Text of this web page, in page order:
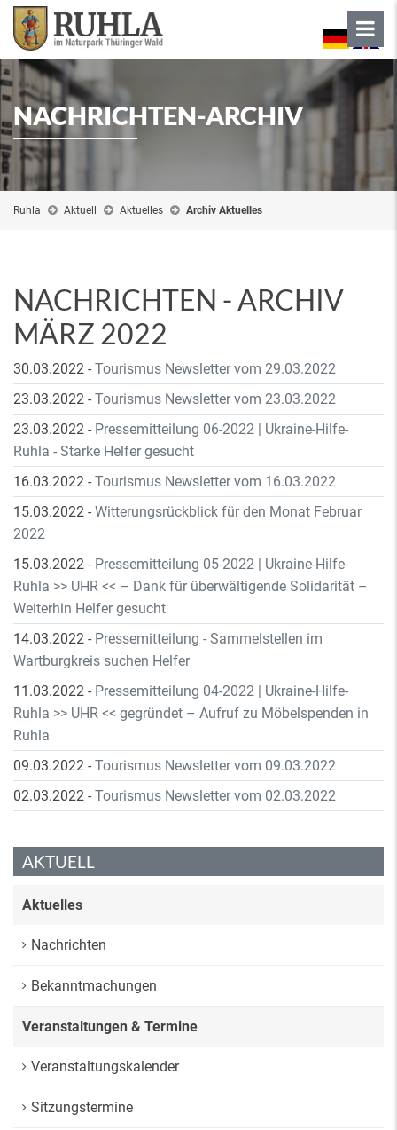
NACHRICHTEN-ARCHIV
Ruhla Aktuell Aktuelles Archiv Aktuelles
NACHRICHTEN - ARCHIV
MÄRZ 2022
30.03.2022 - Tourismus Newsletter vom 29.03.2022
23.03.2022 - Tourismus Newsletter vom 23.03.2022
23.03.2022 - Pressemitteilung 06-2022 | Ukraine-Hilfe-
Ruhla - Starke Helfer gesucht
16.03.2022 - Tourismus Newsletter vom 16.03.2022
15.03.2022 - Witterungsrückblick für den Monat Februar
2022
15.03.2022 - Pressemitteilung 05-2022 | Ukraine-Hilfe-
Ruhla >> UHR << – Dank für überwältigende Solidarität –
Weiterhin Helfer gesucht
14.03.2022 - Pressemitteilung - Sammelstellen im
Wartburgkreis suchen Helfer
11.03.2022 - Pressemitteilung 04-2022 | Ukraine-Hilfe-
Ruhla >> UHR << gegründet – Aufruf zu Möbelspenden in
Ruhla
09.03.2022 - Tourismus Newsletter vom 09.03.2022
02.03.2022 - Tourismus Newsletter vom 02.03.2022
AKTUELL
Aktuelles
Nachrichten
Bekanntmachungen
Veranstaltungen & Termine
Veranstaltungskalender
Sitzungstermine